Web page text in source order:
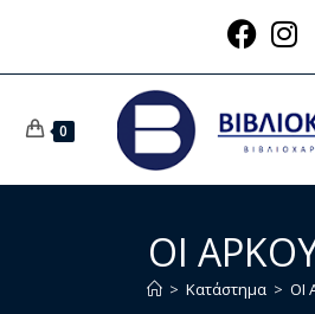
0
ΟΙ
> Κατάστημα > ΟΙ